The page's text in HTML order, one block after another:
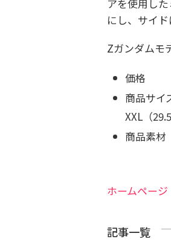
アを使用し
にし、サイ
Zガンダムモ
価格 ：
商品サイ
XXL（
商品
ホームページ
記事一覧